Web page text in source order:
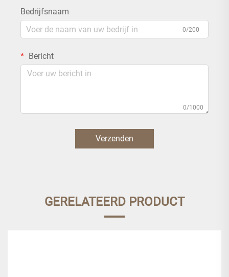
Bedrijfsnaam
0/200
Bericht
0/1000
Verzenden
GERELATEERD PRODUCT